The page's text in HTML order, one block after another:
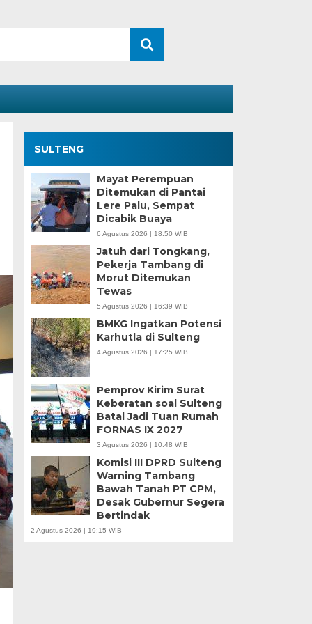
SULTENG
Mayat Perempuan
Ditemukan di Pantai
Lere Palu, Sempat
Dicabik Buaya
6 Agustus 2026 | 18:50 WIB
Jatuh dari Tongkang,
Pekerja Tambang di
Morut Ditemukan
Tewas
5 Agustus 2026 | 16:39 WIB
BMKG Ingatkan Potensi
Karhutla di Sulteng
4 Agustus 2026 | 17:25 WIB
Pemprov Kirim Surat
Keberatan soal Sulteng
Batal Jadi Tuan Rumah
FORNAS IX 2027
3 Agustus 2026 | 10:48 WIB
Komisi III DPRD Sulteng
Warning Tambang
Bawah Tanah PT CPM,
Desak Gubernur Segera
Bertindak
2 Agustus 2026 | 19:15 WIB